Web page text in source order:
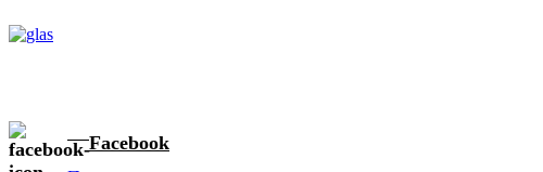
Facebook